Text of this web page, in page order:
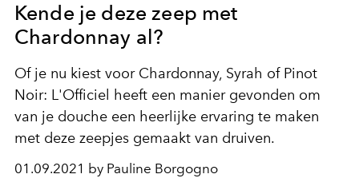
Kende je deze zeep met
Chardonnay al?
Of je nu kiest voor Chardonnay, Syrah of Pinot
Noir: L'Officiel heeft een manier gevonden om
van je douche een heerlijke ervaring te maken
met deze zeepjes gemaakt van druiven.
01.09.2021 by Pauline Borgogno